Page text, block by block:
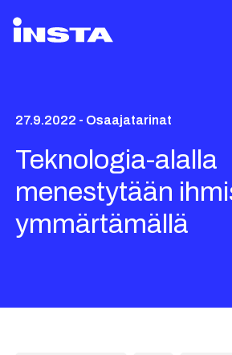
27.9.2022 - Osaajatarinat
Teknologia-alalla
menestytään
ymmärtämällä